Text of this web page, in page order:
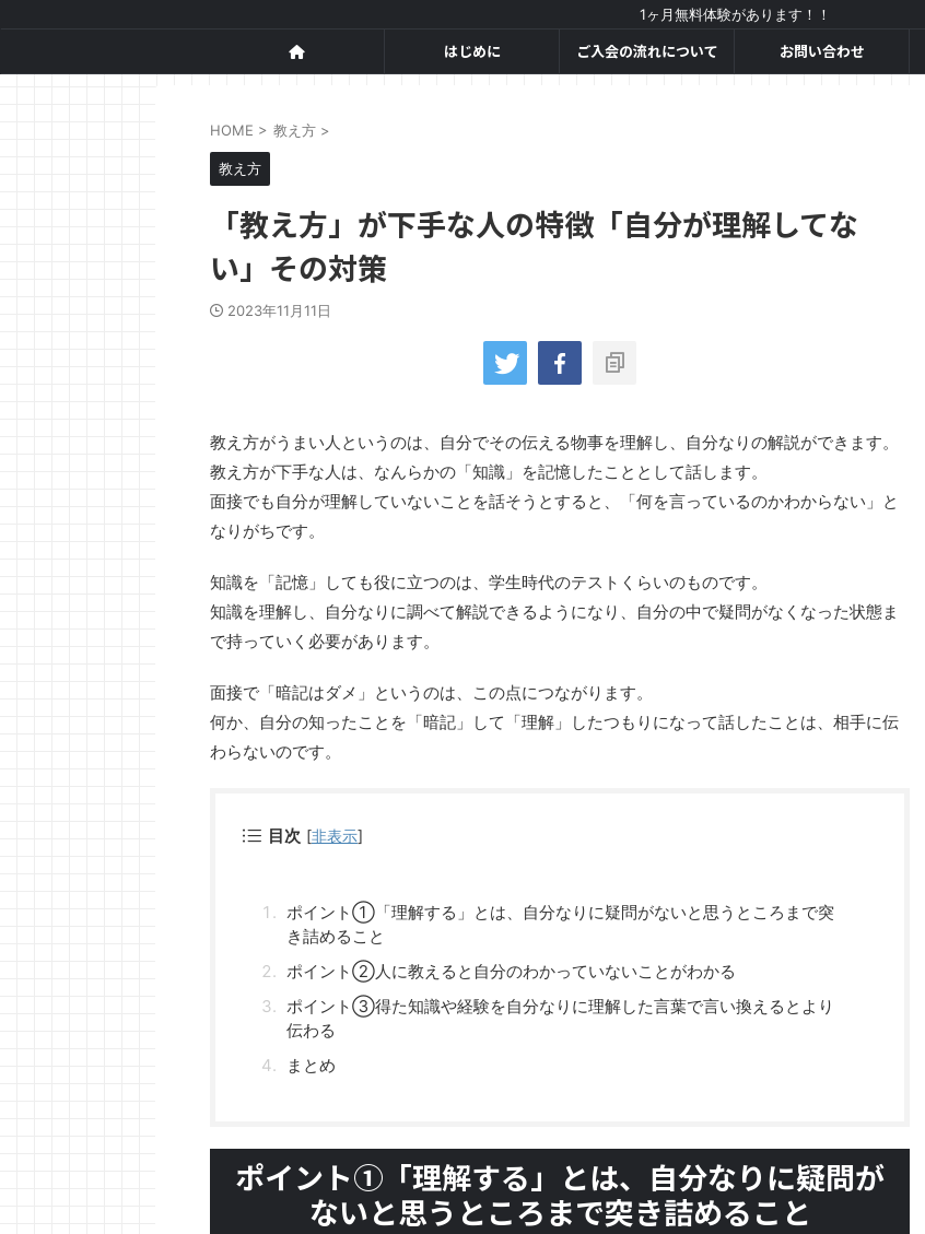
1ヶ月無料体験があります！！
はじめに ご入会の流れについて お問い合わせ
HOME > 教え方 >
教え方
「教え方」が下手な人の特徴「自分が理解してな
い」その対策
2023年11月11日
教え方がうまい人というのは、自分でその伝える物事を理解し、自分なりの解説ができます。
教え方が下手な人は、なんらかの「知識」を記憶したこととして話します。
面接でも自分が理解していないことを話そうとすると、「何を言っているのかわからない」と
なりがちです。
知識を「記憶」しても役に立つのは、学生時代のテストくらいのものです。
知識を理解し、自分なりに調べて解説できるようになり、自分の中で疑問がなくなった状態ま
で持っていく必要があります。
面接で「暗記はダメ」というのは、この点につながります。
何か、自分の知ったことを「暗記」して「理解」したつもりになって話したことは、相手に伝
わらないのです。
目次 [非表示]
ポイント①「理解する」とは、自分なりに疑問がないと思うところまで突
き詰めること
ポイント②人に教えると自分のわかっていないことがわかる
ポイント③得た知識や経験を自分なりに理解した言葉で言い換えるとより
伝わる
まとめ
ポイント①「理解する」とは、自分なりに疑問が
ないと思うところまで突き詰めること